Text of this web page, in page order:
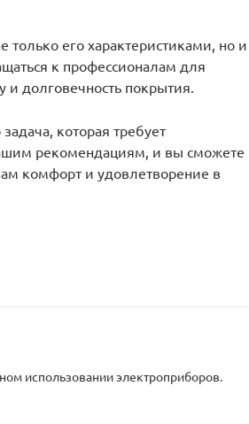
только его характеристиками, но и
к профессионалам для
долговечность покрытия.
которая требует
рекомендациям, и вы сможете
комфорт и удовлетворение в
использовании электроприборов.